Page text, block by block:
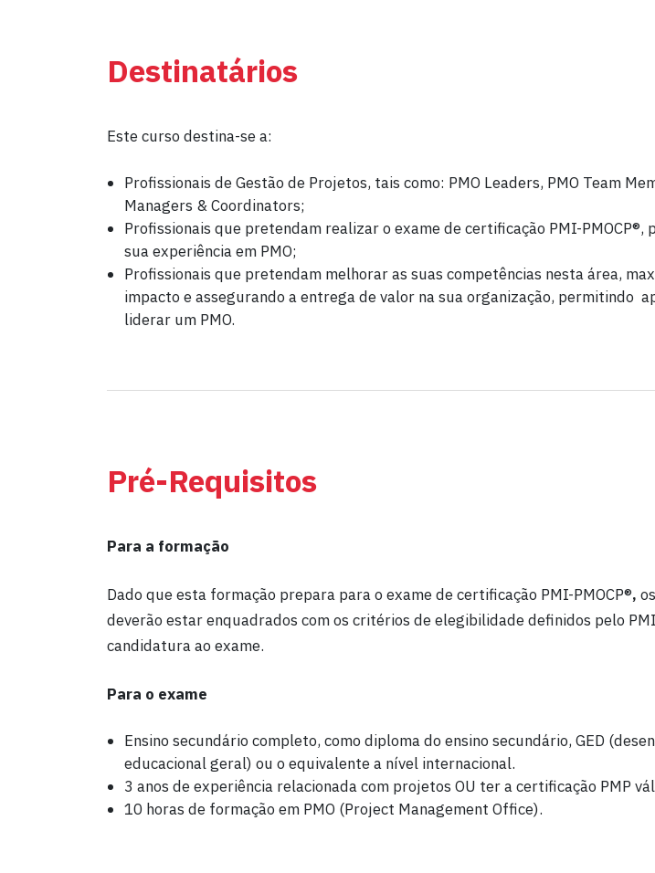
Destinatários
Este curso destina-se a:
Profissionais de Gestão de Projetos, tais como: PMO Leaders, PMO Team
Managers & Coordinators;
Profissionais que pretendam realizar o exame de certificação PMI-PMOCP®,
sua experiência em PMO;
Profissionais que pretendam melhorar as suas competências nesta área,
impacto e assegurando a entrega de valor na sua organização, permitindo
liderar um PMO.
Pré-Requisitos
Para a formação
Dado que esta formação prepara para o exame de certificação PMI-PMOCP®,
deverão estar enquadrados com os critérios de elegibilidade definidos pelo PMI
candidatura ao exame.
Para o exame
Ensino secundário completo, como diploma do ensino secundário, GED
educacional geral) ou o equivalente a nível internacional.
3 anos de experiência relacionada com projetos OU ter a certificação PMP
10 horas de formação em PMO (Project Management Office).